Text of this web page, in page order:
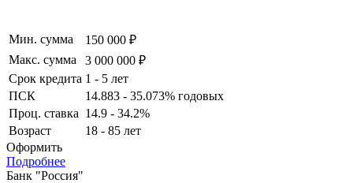
Мин. сумма
150 000 ₽
Макс. сумма
3 000 000 ₽
Срок кредита 1 - 5 лет
ПСК
14.883 - 35.073% годовых
Проц. ставка 14.9 - 34.2%
Возраст
18 - 85 лет
Оформить
Подробнее
Банк "Россия"